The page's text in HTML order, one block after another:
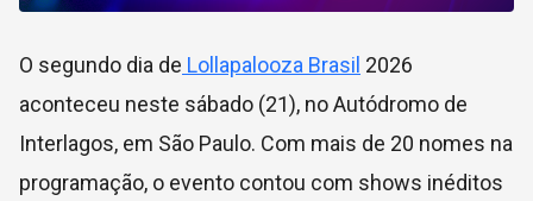
O segundo dia de Lollapalooza Brasil 2026
aconteceu neste sábado (21), no Autódromo de
Interlagos, em São Paulo. Com mais de 20 nomes na
programação, o evento contou com shows inéditos